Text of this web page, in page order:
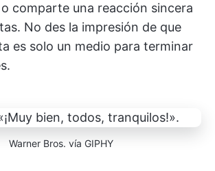
comparte una reacción sincera
No des la impresión de que
es solo un medio para terminar
Warner Bros. vía GIPHY